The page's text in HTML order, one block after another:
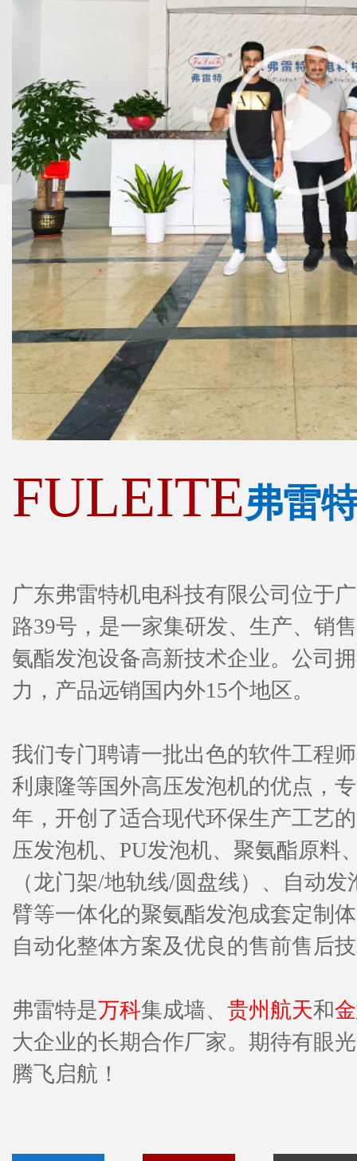
FULEITE弗雷
广东弗雷特机电科技有限公司位于
路39号，是一家集研发、生产、销
氨酯发泡设备高新技术企业。公司
力，产品远销国内外15个地区。
我们专门聘请一批出色的软件工程
利康隆等国外高压发泡机的优点，
年，开创了适合现代环保生产工艺
压发泡机、 PU发泡机、聚氨酯原料
（龙门架/地轨线/圆盘线）、自动
臂等一体化的聚氨酯发泡成套定制
自动化整体方案及优良的售前售后
弗雷特是万科集成墙、贵州航天和
大企业的长期合作厂家。期待有眼
腾飞启航！